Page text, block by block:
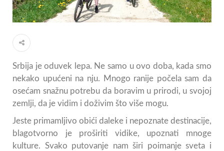
Srbija je oduvek lepa. Ne samo u ovo doba, kada smo
nekako upućeni na nju. Mnogo ranije počela sam da
osećam snažnu potrebu da boravim u prirodi, u svojoj
zemlji, da je vidim i doživim što više mogu.
Jeste primamljivo obići daleke i nepoznate destinacije,
blagotvorno je proširiti vidike, upoznati mnoge
kulture. Svako putovanje nam širi poimanje sveta i